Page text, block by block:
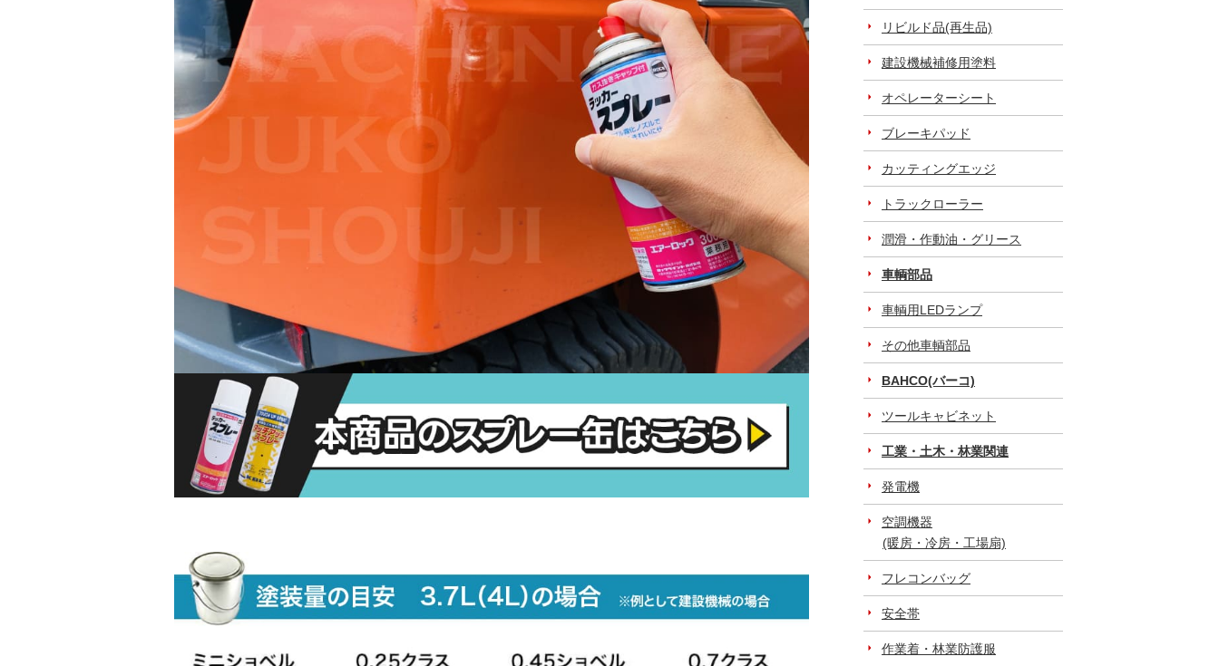
リビルド品(再生品)
建設機械補修用塗料
オペレーターシート
ブレーキパッド
カッティングエッジ
トラックローラー
潤滑・作動油・グリース
車輌部品
車輌用LEDランプ
その他車輌部品
BAHCO(バーコ)
ツールキャビネット
工業・土木・林業関連
発電機
空調機器
(暖房・冷房・工場扇)
フレコンバッグ
安全帯
作業着・林業防護服